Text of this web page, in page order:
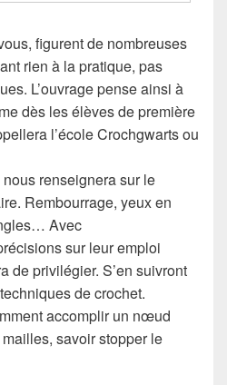
figurent de nombreuses
rien à la pratique, pas
L’ouvrage pense ainsi à
dès les élèves de première
l’école Crochgwarts ou
renseignera sur le
Rembourrage, yeux en
Avec
sur leur emploi
de privilégier. S’en suivront
de crochet.
accomplir un nœud
savoir stopper le